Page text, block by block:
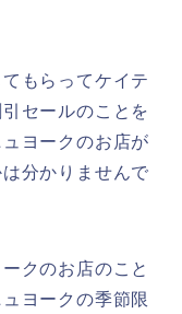
もらってケイテ
セールのことを
ヨークのお店が
分かりませんで
クのお店のこと
ヨークの季節限